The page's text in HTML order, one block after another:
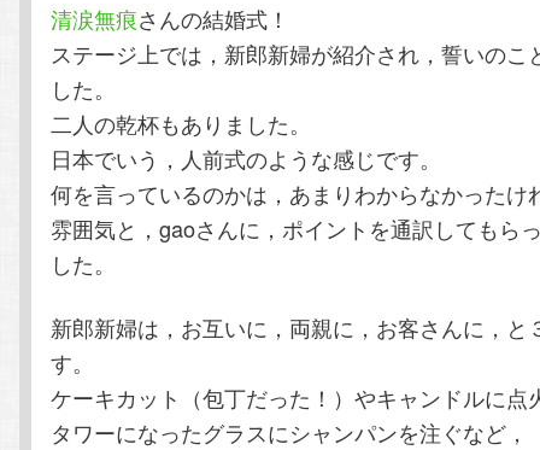
テ
ン
ツ
へ
移
動
ン
ツ
へ
移
動
清涙無痕さんの結婚式！
ステージ上では，新郎新婦が紹介され，誓いのこ
した。
二人の乾杯もありました。
日本でいう，人前式のような感じです。
何を言っているのかは，あまりわからなかったけ
雰囲気と，gaoさんに，ポイントを通訳してもら
した。
新郎新婦は，お互いに，両親に，お客さんに，と
す。
ケーキカット（包丁だった！）やキャンドルに点
タワーになったグラスにシャンパンを注ぐなど，